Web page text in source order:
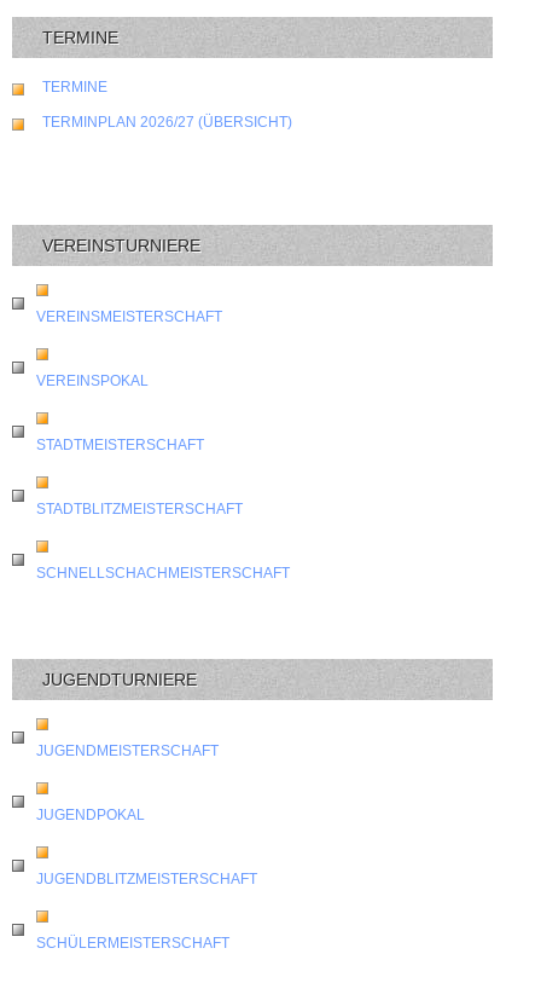
TERMINE
TERMINE
TERMINPLAN 2026/27 (ÜBERSICHT)
VEREINSTURNIERE
VEREINSMEISTERSCHAFT
VEREINSPOKAL
STADTMEISTERSCHAFT
STADTBLITZMEISTERSCHAFT
SCHNELLSCHACHMEISTERSCHAFT
JUGENDTURNIERE
JUGENDMEISTERSCHAFT
JUGENDPOKAL
JUGENDBLITZMEISTERSCHAFT
SCHÜLERMEISTERSCHAFT